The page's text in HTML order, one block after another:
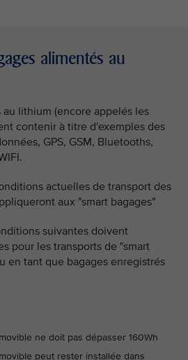
alimentés au
au lithium (encore appelés les
contenir à titre d'exemples des
GPS, GSM, Bluetooths,
actuelles de transport des
aux "smart bagages"
suivantes doivent
pour les transports de "smart
en tant que bagages enregistrés
ne doit pas dépasser 160Wh
peut rester installée dans